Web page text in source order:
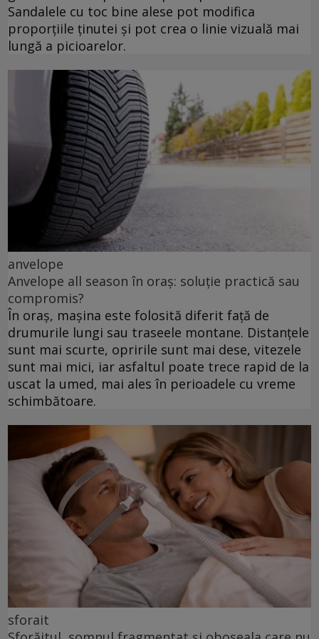
Sandalele cu toc bine alese pot modifica
proporțiile ținutei și pot crea o linie vizuală mai
lungă a picioarelor.
anvelope
Anvelope all season în oraș: soluție practică sau
compromis?
În oraș, mașina este folosită diferit față de
drumurile lungi sau traseele montane. Distanțele
sunt mai scurte, opririle sunt mai dese, vitezele
sunt mai mici, iar asfaltul poate trece rapid de la
uscat la umed, mai ales în perioadele cu vreme
schimbătoare.
sforait